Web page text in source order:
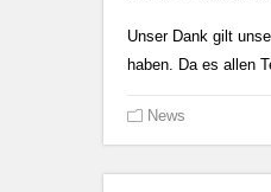
Unser Dank gilt
haben. Da es allen
News